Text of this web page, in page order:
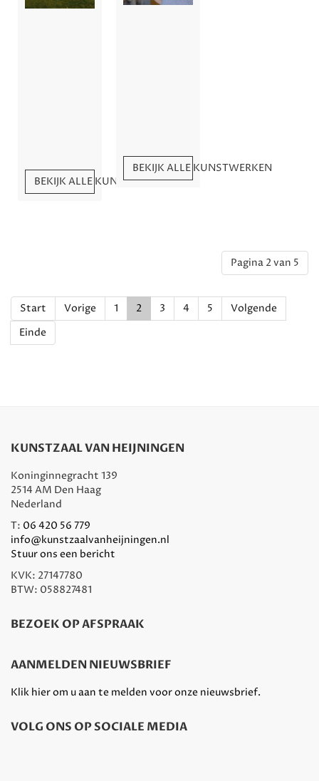
BEKIJK ALLE KUNSTWERKEN
BEKIJK ALLE KUNSTWERKEN
Pagina 2 van 5
Start Vorige 1 2 3 4 5
Volgende
Einde
KUNSTZAAL VAN HEIJNINGEN
Koninginnegracht 139
2514 AM Den Haag
Nederland
T: 06 420 56 779
info@kunstzaalvanheijningen.nl
Stuur ons een bericht
KVK: 27147780
BTW: 058827481
BEZOEK OP AFSPRAAK
AANMELDEN NIEUWSBRIEF
Klik hier om u aan te melden voor onze nieuwsbrief.
VOLG ONS OP SOCIALE MEDIA